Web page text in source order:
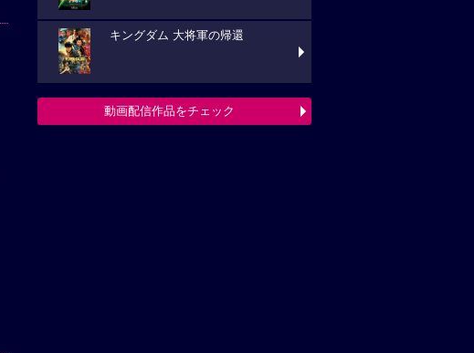
キングダム 大将軍の帰還
動画配信作品をチェック